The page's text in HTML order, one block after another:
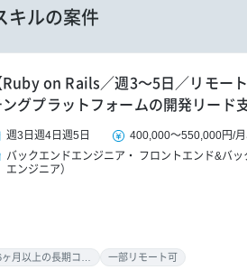
キルの案件
Ruby on Rails／週3～5日／リモー
グプラットフォームの開発リード
週3日 週4日 週5日 400,000～550,000円/
バックエンドエンジニア
フロントエンド&バ
エンジニア）
一部リモート可